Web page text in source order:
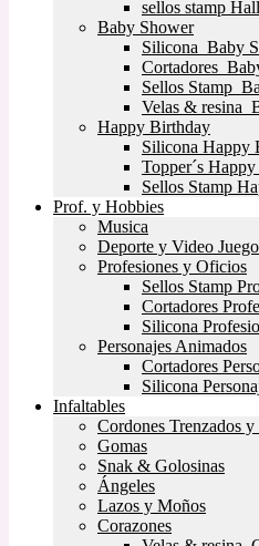
sellos stamp
Baby Shower
Silicona Baby
Cortadores
Sellos Stamp
Velas & resina
Happy Birthday
Silicona Happy
Topper´s
Sellos Stamp
Prof. y Hobbies
Musica
Deporte y Video
Profesiones y Oficios
Sellos Stamp
Cortadores
Silicona
Personajes Animados
Cortadores
Silicona
Infaltables
Cordones Trenzados y
Gomas
Snak & Golosinas
Ángeles
Lazos y Moños
Corazones